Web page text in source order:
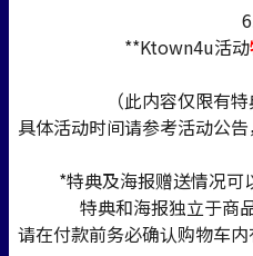
**Ktown4u活动
（此内容仅限有
具体活动时间请参考活动公告
*特典及海报赠送情况可
特典和海报独立于商
请在付款前务必确认购物车内